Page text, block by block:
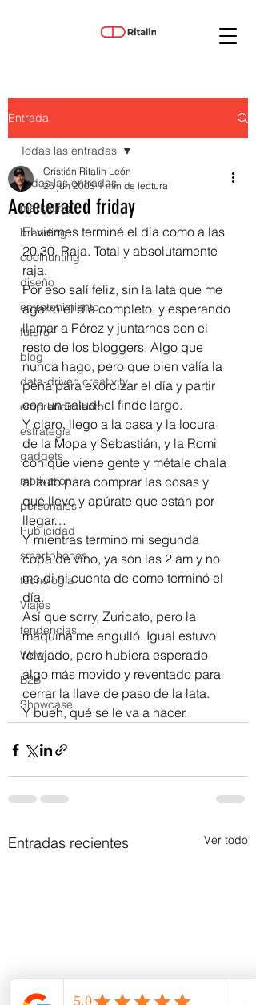
Entrada
Todas las entradas
marketing
branding
coolhunting
diseño
entretenimiento
futuro
blog
data-driven creativity
emprendimiento
estrategia
gadgets
motivation
personales
Publicidad
smartphones
tecnología
Viajes
tendencias
Wow
B2B
Showcase
Todas las entradas
Accelerated friday
Cristián Ritalin León
25 jun 2005 1 min de lectura
El viernes terminé el día como a las
20.30. Raja. Total y absolutamente
raja.
Por eso salí feliz, sin la lata que me
agarró el día completo, y esperando
llamar a Pérez y juntarnos con el
resto de los bloggers. Algo que
nunca hago, pero que bien valía la
pena para exorcizar el día y partir
con un salud! el finde largo.
Y claro, llego a la casa y la locura
de la Mopa y Sebastián, y la Romi
con que viene gente y métale chala
al auto para comprar las cosas y
qué llevo y apúrate que están por
llegar…
Y mientras termino mi segunda
copa de vino, ya son las 2 am y no
me di ni cuenta de como terminó el
día.
Así que sorry, Zuricato, pero la
máquina me engulló. Igual estuvo
relajado, pero hubiera esperado
algo más movido y reventado para
cerrar la llave de paso de la lata.
Y bueh, qué se le va a hacer.
Entradas recientes Ver todo